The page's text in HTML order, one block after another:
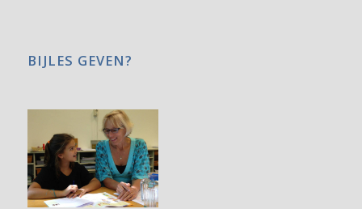
BIJLES GEVEN?